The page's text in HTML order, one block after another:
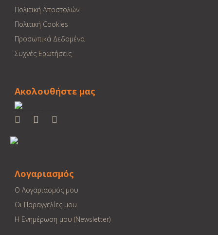
Πολιτική Αποστολών
Πολιτική Cookies
Προσωπικά Δεδομένα
Συχνές Ερωτήσεις
Ακολουθήστε μας
Λογαριασμός
Ο Λογαριασμός μου
Οι Παραγγελίες μου
Η Ενημέρωση μου (Newsletter)